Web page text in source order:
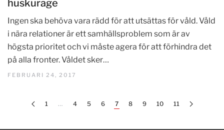
huskurage
Ingen ska behöva vara rädd för att utsättas för våld. Våld
i nära relationer är ett samhällsproblem som är av
högsta prioritet och vi måste agera för att förhindra det
på alla fronter. Våldet sker…
FEBRUARI 24, 2017
1 … 4 5 6 7 8 9 10 11